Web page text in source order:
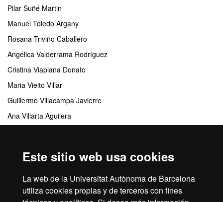
Este sitio web usa cookies
La web de la Universitat Autònoma de Barcelona
utiliza cookies propias y de terceros con fines
Pilar Suñé Martin
Manuel Toledo Argany
Rosana Triviño Caballero
Angélica Valderrama Rodríguez
Cristina Viaplana Donato
Maria Vieito Villar
Guillermo Villacampa Javierre
Ana Villarta Aguilera
Centros responsables
Valle de Hebrón Instituto de Investigación (VHIR)